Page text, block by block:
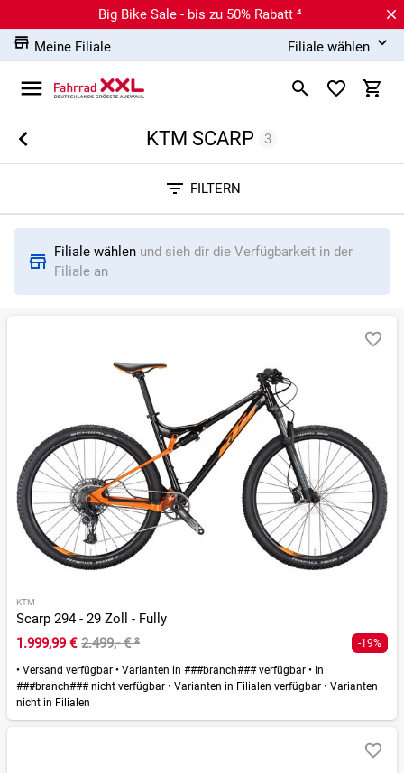
Big Bike Sale - bis zu 50% Rabatt ⁴
Meine Filiale
Filiale wählen
KTM SCARP 3
FILTERN
Filiale wählen und sieh dir die Verfügbarkeit in der
Filiale an
KTM
Scarp 294 - 29 Zoll - Fully
1.999,99 € 2.499,- €² -19%
• Versand verfügbar • Varianten in ###branch### verfügbar • In
###branch### nicht verfügbar • Varianten in Filialen verfügbar • Varianten
nicht in Filialen